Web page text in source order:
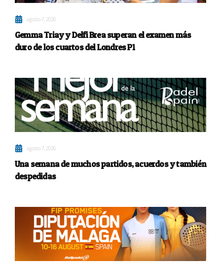
agosto 7, 2026
Gemma Triay y Delfi Brea superan el examen más
duro de los cuartos del Londres P1
agosto 7, 2026
Una semana de muchos partidos, acuerdos y también
despedidas